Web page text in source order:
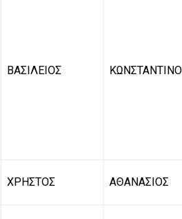
ΒΑΣΙΛΕΙΟΣ
ΧΡΗΣΤΟΣ ΑΘΑΝΑΣΙΟΣ